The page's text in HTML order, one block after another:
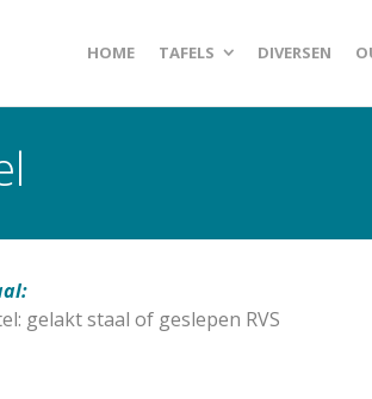
HOME TAFELS DIVERSEN
gelakt staal of geslepen RVS